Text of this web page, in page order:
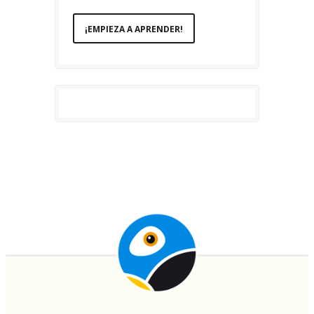
¡EMPIEZA A APRENDER!